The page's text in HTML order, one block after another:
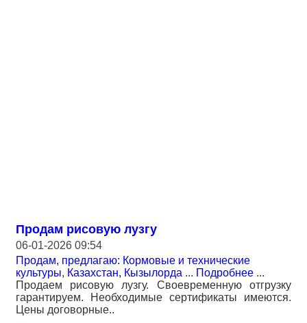
Продам рисовую лузгу
06-01-2026 09:54
Продам, предлагаю: Кормовые и технические
культуры, Казахстан, Кызылорда ... Подробнее ...
Продаем рисовую лузгу. Своевременную отгрузку
гарантируем. Необходимые сертификаты имеются.
Цены договорные..